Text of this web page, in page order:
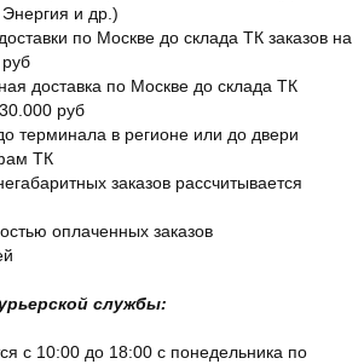
и др.)
по Москве до склада ТК заказов на
доставка по Москве до склада ТК
руб
терминала в регионе или до двери
ТК
заказов рассчитывается
оплаченных заказов
службы:
с 10:00 до 18:00 с понедельника по